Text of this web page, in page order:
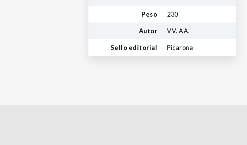
Peso 230
Autor VV. AA.
Sello editorial Picarona